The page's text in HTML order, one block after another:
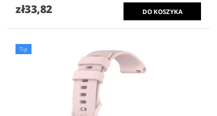
zł33,82
Tip